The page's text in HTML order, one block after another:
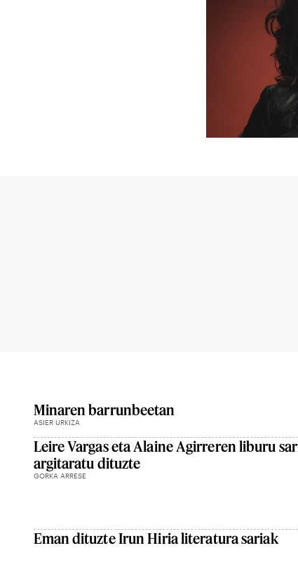
Minaren barrunbeetan
ASIER URKIZA
Leire Vargas eta Alaine Agirreren liburu
argitaratu dituzte
GORKA ARRESE
Eman dituzte Irun Hiria literatura sariak